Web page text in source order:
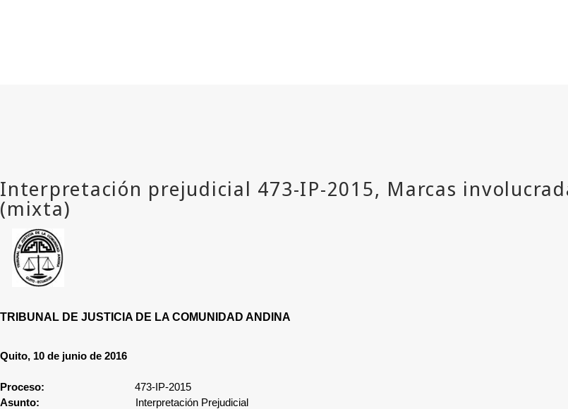
TRIBUNAL DE JUSTICIA DE LA COMUNIDAD ANDINA
Quito, 10 de junio de 2016
Proceso:
473-IP-2015
Asunto:
Interpretación Prejudicial